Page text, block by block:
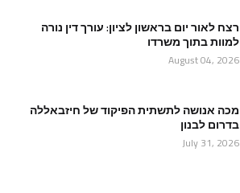
רצח לאור יום בראשון לציון: עורך דין נורה
למוות בתוך משרדו
August 04, 2026
מכה אנושה לתשתית הפיקוד של חיזבאללה
בדרום לבנון
July 31, 2026